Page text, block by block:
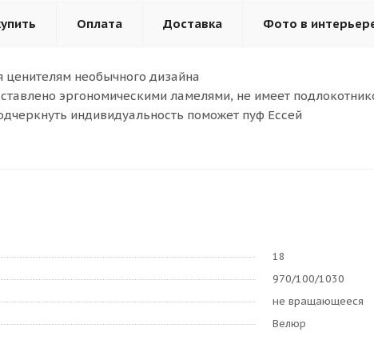
Оплата Доставка Фото в
ценителям необычного дизайна
эргономическими ламелями, не имеет
индивидуальность поможет пуф Ессей
18
970/100/1030
не вращающееся
Велюр